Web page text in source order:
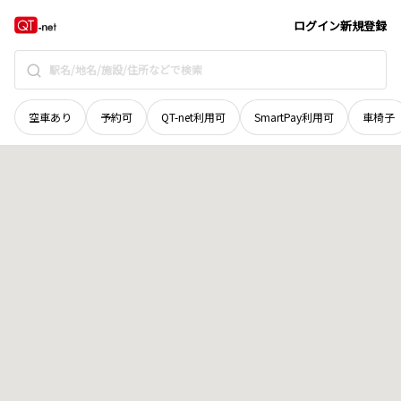
ログイン新規登録
空車あり 予約可 QT-net利用可 SmartPay利用可 車椅子
北海道